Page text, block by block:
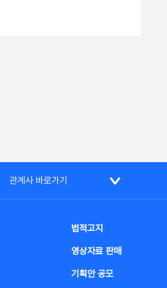
관계사 바로가기
법적고지
영상자료 판매
기획안 공모